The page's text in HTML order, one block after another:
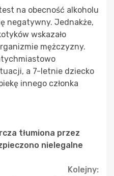
na obecność alkoholu
negatywny. Jednakże,
wskazało
mężczyzny.
a 7-letnie dziecko
innego członka
tłumiona przez
nielegalne
Kolejny: